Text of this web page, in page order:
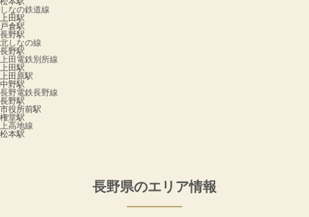
しなの鉄道線
上田駅
戸倉駅
長野駅
北しなの線
長野駅
上田電鉄別所線
上田駅
上田原駅
中野駅
長野電鉄長野線
長野駅
市役所前駅
権堂駅
上高地線
松本駅
長野県のエリア情報